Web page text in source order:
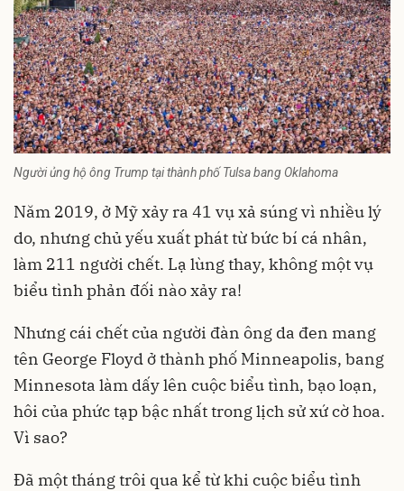
Người ủng hộ ông Trump tại thành phố Tulsa bang Oklahoma
Năm 2019, ở Mỹ xảy ra 41 vụ xả súng vì nhiều lý
do, nhưng chủ yếu xuất phát từ bức bí cá nhân,
làm 211 người chết. Lạ lùng thay, không một vụ
biểu tình phản đối nào xảy ra!
Nhưng cái chết của người đàn ông da đen mang
tên George Floyd ở thành phố Minneapolis, bang
Minnesota làm dấy lên cuộc biểu tình, bạo loạn,
hôi của phức tạp bậc nhất trong lịch sử xứ cờ hoa.
Vì sao?
Đã một tháng trôi qua kể từ khi cuộc biểu tình